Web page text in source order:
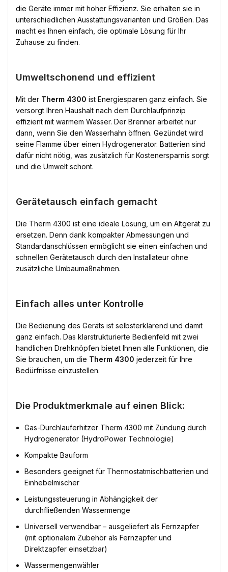
die Geräte immer mit hoher Effizienz. Sie erhalten sie in
unterschiedlichen Ausstattungsvarianten und Größen. Das
macht es Ihnen einfach, die optimale Lösung für Ihr
Zuhause zu finden.
Umweltschonend und effizient
Mit der Therm 4300 ist Energiesparen ganz einfach. Sie
versorgt Ihren Haushalt nach dem Durchlaufprinzip
effizient mit warmem Wasser. Der Brenner arbeitet nur
dann, wenn Sie den Wasserhahn öffnen. Gezündet wird
seine Flamme über einen Hydrogenerator. Batterien sind
dafür nicht nötig, was zusätzlich für Kostenersparnis sorgt
und die Umwelt schont.
Gerätetausch einfach gemacht
Die Therm 4300 ist eine ideale Lösung, um ein Altgerät zu
ersetzen. Denn dank kompakter Abmessungen und
Standardanschlüssen ermöglicht sie einen einfachen und
schnellen Gerätetausch durch den Installateur ohne
zusätzliche Umbaumaßnahmen.
Einfach alles unter Kontrolle
Die Bedienung des Geräts ist selbsterklärend und damit
ganz einfach. Das klarstrukturierte Bedienfeld mit zwei
handlichen Drehknöpfen bietet Ihnen alle Funktionen, die
Sie brauchen, um die Therm 4300 jederzeit für Ihre
Bedürfnisse einzustellen.
Die Produktmerkmale auf einen Blick:
Gas-Durchlauferhitzer Therm 4300 mit Zündung durch
Hydrogenerator (HydroPower Technologie)
Kompakte Bauform
Besonders geeignet für Thermostatmischbatterien und
Einhebelmischer
Leistungssteuerung in Abhängigkeit der
durchfließenden Wassermenge
Universell verwendbar – ausgeliefert als Fernzapfer
(mit optionalem Zubehör als Fernzapfer und
Direktzapfer einsetzbar)
Wassermengenwähler